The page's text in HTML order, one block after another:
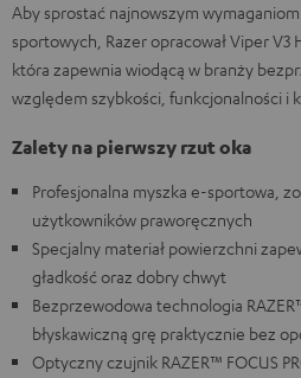
Aby sprostać najnowszym
sportowych, Razer opracował Viper V3
która zapewnia wiodącą w branży
względem szybkości, funkcjonalności i
Zalety na pierwszy rzut oka
Profesjonalna myszka e-sportowa,
użytkowników praworęcznych
Specjalny materiał powierzchni
gładkość oraz dobry chwyt
Bezprzewodowa technologia
błyskawiczną grę praktycznie bez
Optyczny czujnik RAZER™ FOCUS